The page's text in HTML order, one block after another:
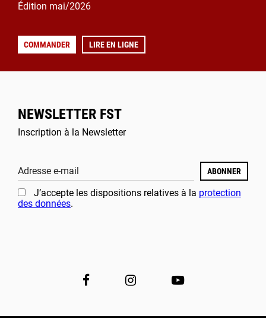
Édition mai/2026
COMMANDER LIRE EN LIGNE
NEWSLETTER FST
Inscription à la Newsletter
Adresse e-mail ABONNER
J’accepte les dispositions relatives à la protection
des données.